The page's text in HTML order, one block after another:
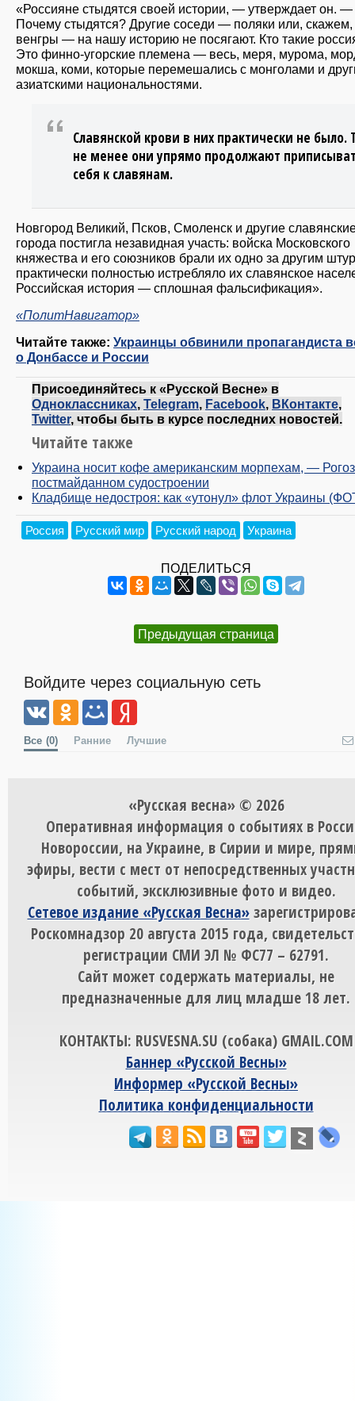
«Россияне стыдятся своей истории, — утверждает он. —
Почему стыдятся? Другие соседи — поляки или, скажем,
венгры — на нашу историю не посягают. Кто такие
Это финно-угорские племена — весь, меря, мурома,
мокша, коми, которые перемешались с монголами и
азиатскими национальностями.
Славянской крови в них практически не было.
не менее они упрямо продолжают
себя к славянам.
Новгород Великий, Псков, Смоленск и другие
города постигла незавидная участь: войска Московского
княжества и его союзников брали их одно за другим
практически полностью истребляло их славянское
Российская история — сплошная фальсификация».
«ПолитНавигатор»
Читайте также: Украинцы обвинили пропагандиста
о Донбассе и России
Присоединяйтесь к «Русской Весне» в
Одноклассниках, Telegram, Facebook, ВКонтакте,
Twitter, чтобы быть в курсе последних новостей.
Читайте также
Украина носит кофе американским морпехам, —
постмайданном судостроении
Кладбище недостроя: как «утонул» флот Украины
Россия Русский мир Русский народ Украина
ПОДЕЛИТЬСЯ
Предыдущая страница
Войдите через социальную сеть
Все (0) Ранние Лучшие
«Русская весна» © 2026
Оперативная информация о событиях в
Новороссии, на Украине, в Сирии и мире,
эфиры, вести с мест от непосредственных
событий, эксклюзивные фото и видео.
Сетевое издание «Русская Весна»
Роскомнадзор 20 августа 2015 года,
регистрации СМИ ЭЛ № ФС77 – 62791.
Сайт может содержать материалы, не
предназначенные для лиц младше 18 лет.
КОНТАКТЫ: RUSVESNA.SU (собака) GMAIL.COM
Баннер «Русской Весны»
Информер «Русской Весны»
Политика конфиденциальности